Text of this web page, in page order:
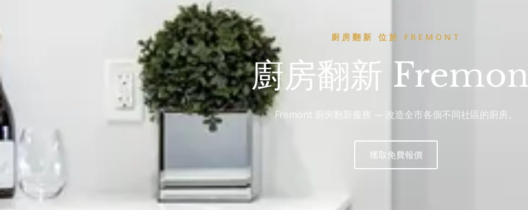
廚房翻新 位於 FREMONT
廚房翻新
Fremont 廚房翻新服務 — 改造全市各個不同社區的廚房。
獲取免費報價